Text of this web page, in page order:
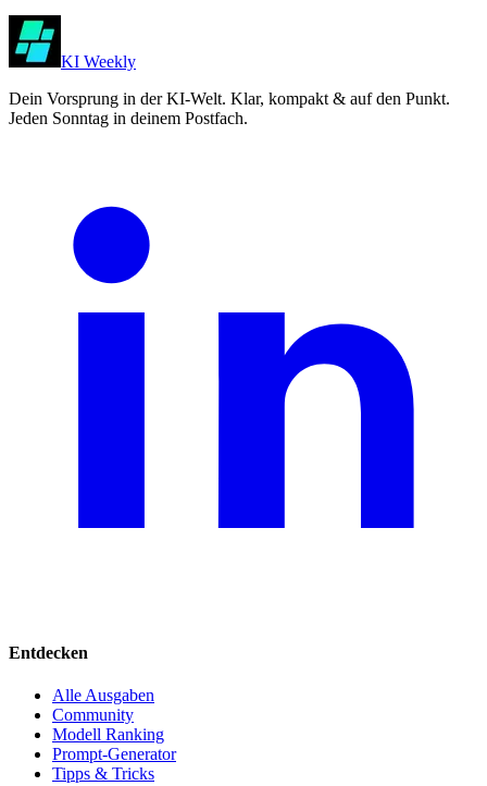
KI Weekly
Dein Vorsprung in der KI-Welt. Klar, kompakt & auf den Punkt.
Jeden Sonntag in deinem Postfach.
Entdecken
Alle Ausgaben
Community
Modell Ranking
Prompt-Generator
Tipps & Tricks